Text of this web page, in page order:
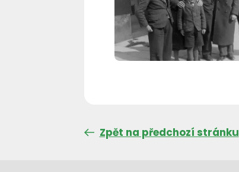
Zpět na předchozí stránku